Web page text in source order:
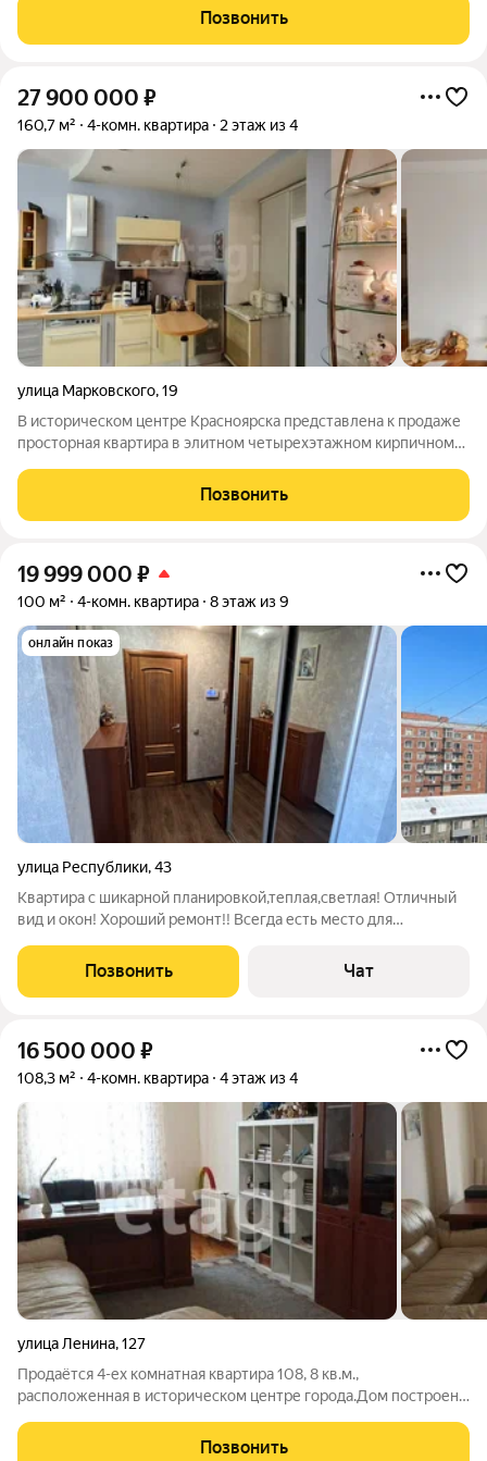
Окна выходят на улицу и во двор, поэтому в квартире всегда
много света. Внутри
Позвонить
27 900 000 ₽
160,7 м² 4-комн. квартира 2 этаж из 4
улица Марковского,19
В историческом центре Красноярска представлена к продаже
просторная квартира в элитном четырехэтажном кирпичном
в подъезде всего три квартиры. Планировка функциональна и
продумана:
Позвонить
19 999 000 ₽
100 м² 4-комн. квартира 8 этаж из 9
онлайн показ
улица Республики,43
Квартира с шикарной планировкой,теплая,светлая! Отличный
вид и окон! Хороший ремонт!! Всегда есть место для
периметру стоят видео камеры так же в подъезде,лифте и на
площадке во дворе полноценных
Позвонить Чат
16 500 000 ₽
108,3 м² 4-комн. квартира 4 этаж из 4
улица Ленина,127
Продаётся 4-ех комнатная квартира 108, 8 кв.м.,
расположенная в историческом центре города.Дом построен
изолированные комнаты:кухня-гостиная, две детские комнаты
Позвонить